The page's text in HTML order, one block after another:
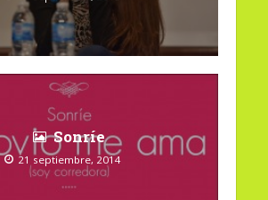
Sonríe
21 septiembre, 2014